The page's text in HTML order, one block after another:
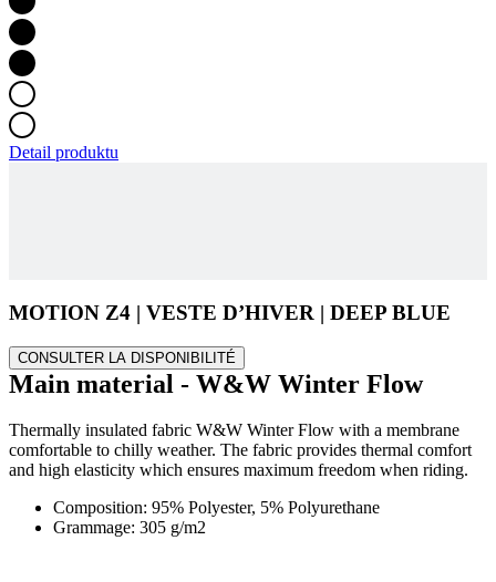
Detail produktu
MOTION Z4 | VESTE D’HIVER | DEEP BLUE
CONSULTER LA DISPONIBILITÉ
Main material - W&W Winter Flow
Thermally insulated fabric W&W Winter Flow with a membrane
comfortable to chilly weather. The fabric provides thermal comfort
and high elasticity which ensures maximum freedom when riding.
Composition: 95% Polyester, 5% Polyurethane
Grammage: 305 g/m2